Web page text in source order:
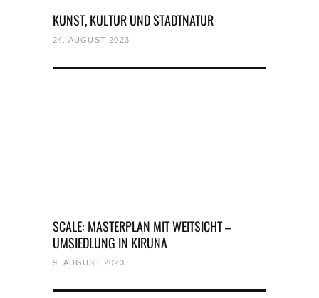
KUNST, KULTUR UND STADTNATUR
24. AUGUST 2023
SCALE: MASTERPLAN MIT WEITSICHT –
UMSIEDLUNG IN KIRUNA
9. AUGUST 2023